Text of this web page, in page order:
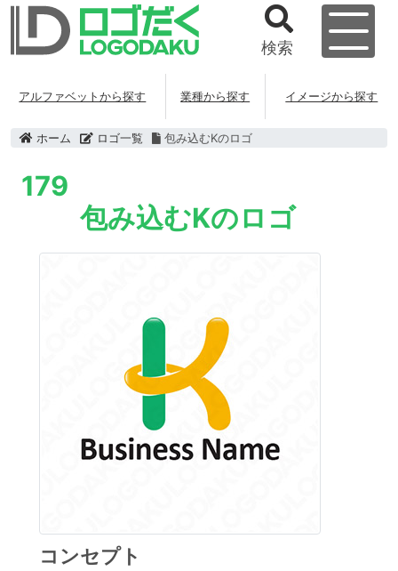
検索
アルファベットから探す 業種から探す イメージから探す
ホーム ロゴ一覧 包み込むKのロゴ
179
包み込むKのロゴ
コンセプト